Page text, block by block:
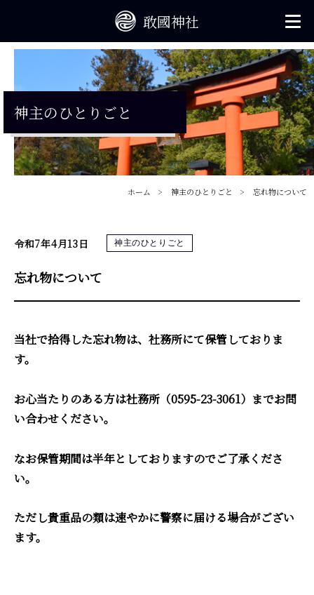
神主のひとりごと
ホーム 神主のひとりごと 忘れ物について
忘れ物について
令和7年4月13日 神主のひとりごと
当社で拾得した忘れ物は、社務所にて保管しておりま
す。
お心当たりのある方は社務所（0595-23-3061）までお問
い合わせください。
なお保管期間は半年としておりますのでご了承くださ
い。
ただし貴重品の類は速やかに警察に届ける場合がござい
ます。